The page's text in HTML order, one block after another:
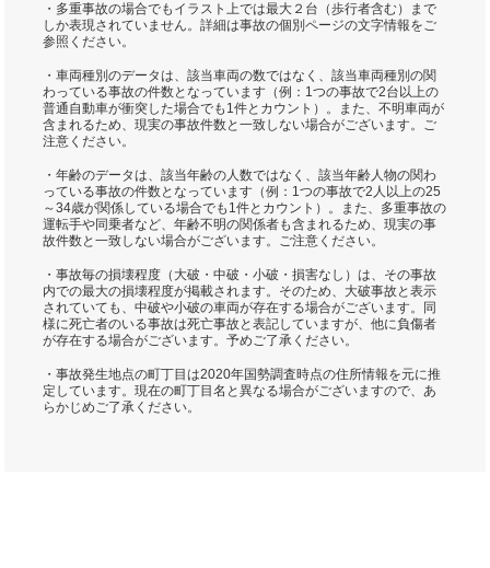
・多重事故の場合でもイラスト上では最大２台（歩行者含む）まで
しか表現されていません。詳細は事故の個別ページの文字情報をご
参照ください。
・車両種別のデータは、該当車両の数ではなく、該当車両種別の関
わっている事故の件数となっています（例：1つの事故で2台以上の
普通自動車が衝突した場合でも1件とカウント）。また、不明車両が
含まれるため、現実の事故件数と一致しない場合がございます。ご
注意ください。
・年齢のデータは、該当年齢の人数ではなく、該当年齢人物の関わ
っている事故の件数となっています（例：1つの事故で2人以上の25
～34歳が関係している場合でも1件とカウント）。また、多重事故の
運転手や同乗者など、年齢不明の関係者も含まれるため、現実の事
故件数と一致しない場合がございます。ご注意ください。
・事故毎の損壊程度（大破・中破・小破・損害なし）は、その事故
内での最大の損壊程度が掲載されます。そのため、大破事故と表示
されていても、中破や小破の車両が存在する場合がございます。同
様に死亡者のいる事故は死亡事故と表記していますが、他に負傷者
が存在する場合がございます。予めご了承ください。
・事故発生地点の町丁目は2020年国勢調査時点の住所情報を元に推
定しています。現在の町丁目名と異なる場合がございますので、あ
らかじめご了承ください。